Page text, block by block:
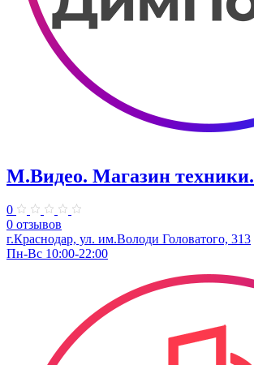
М.Видео. Магазин техники.
0
0 отзывов
г.Краснодар, ул. ​им.Володи Головатого, 313
Пн-Вс 10:00-22:00